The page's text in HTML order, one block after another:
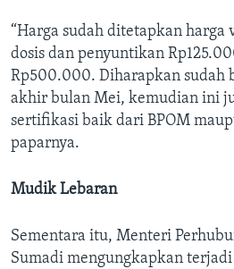
“Harga sudah ditetapkan harga
dosis dan penyuntikan
Rp500.000. Diharapkan sudah
akhir bulan Mei, kemudian ini
sertifikasi baik dari BPOM
paparnya.
Mudik Lebaran
Sementara itu, Menteri
Sumadi mengungkapkan